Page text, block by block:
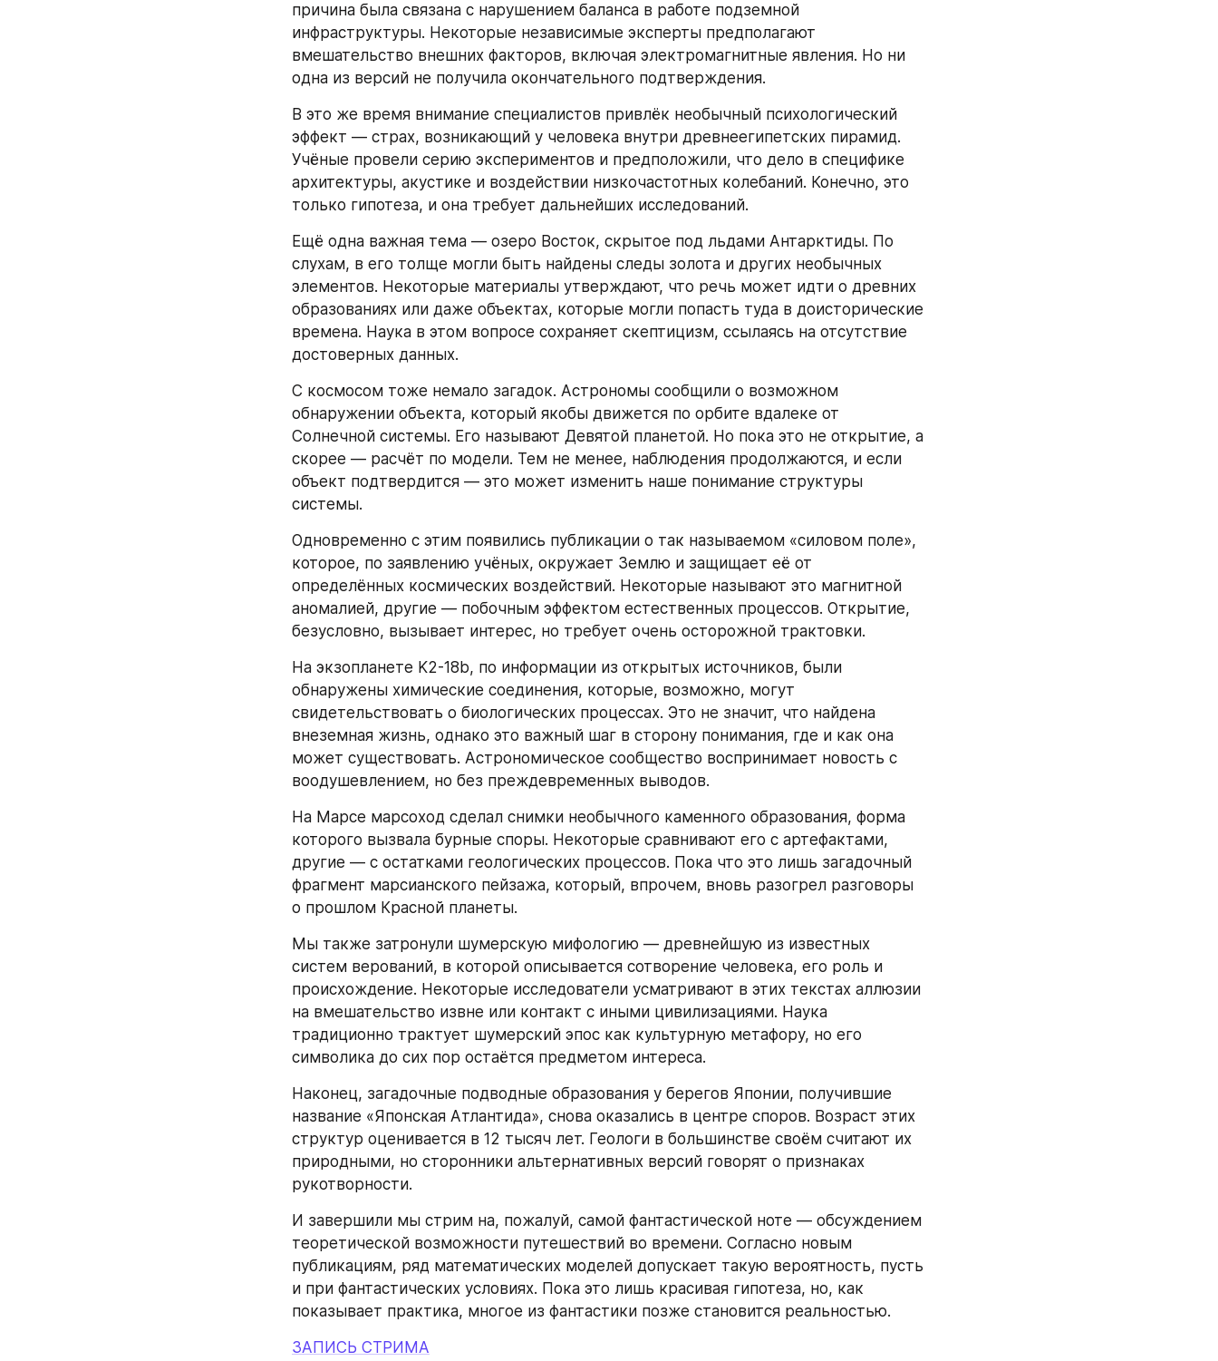
причина была связана с нарушением баланса в работе подземной
инфраструктуры. Некоторые независимые эксперты предполагают
вмешательство внешних факторов, включая электромагнитные явления. Но ни
одна из версий не получила окончательного подтверждения.
В это же время внимание специалистов привлёк необычный психологический
эффект — страх, возникающий у человека внутри древнеегипетских пирамид.
Учёные провели серию экспериментов и предположили, что дело в специфике
архитектуры, акустике и воздействии низкочастотных колебаний. Конечно, это
только гипотеза, и она требует дальнейших исследований.
Ещё одна важная тема — озеро Восток, скрытое под льдами Антарктиды. По
слухам, в его толще могли быть найдены следы золота и других необычных
элементов. Некоторые материалы утверждают, что речь может идти о древних
образованиях или даже объектах, которые могли попасть туда в доисторические
времена. Наука в этом вопросе сохраняет скептицизм, ссылаясь на отсутствие
достоверных данных.
С космосом тоже немало загадок. Астрономы сообщили о возможном
обнаружении объекта, который якобы движется по орбите вдалеке от
Солнечной системы. Его называют Девятой планетой. Но пока это не открытие, а
скорее — расчёт по модели. Тем не менее, наблюдения продолжаются, и если
объект подтвердится — это может изменить наше понимание структуры
системы.
Одновременно с этим появились публикации о так называемом «силовом поле»,
которое, по заявлению учёных, окружает Землю и защищает её от
определённых космических воздействий. Некоторые называют это магнитной
аномалией, другие — побочным эффектом естественных процессов. Открытие,
безусловно, вызывает интерес, но требует очень осторожной трактовки.
На экзопланете K2-18b, по информации из открытых источников, были
обнаружены химические соединения, которые, возможно, могут
свидетельствовать о биологических процессах. Это не значит, что найдена
внеземная жизнь, однако это важный шаг в сторону понимания, где и как она
может существовать. Астрономическое сообщество воспринимает новость с
воодушевлением, но без преждевременных выводов.
На Марсе марсоход сделал снимки необычного каменного образования, форма
которого вызвала бурные споры. Некоторые сравнивают его с артефактами,
другие — с остатками геологических процессов. Пока что это лишь загадочный
фрагмент марсианского пейзажа, который, впрочем, вновь разогрел разговоры
о прошлом Красной планеты.
Мы также затронули шумерскую мифологию — древнейшую из известных
систем верований, в которой описывается сотворение человека, его роль и
происхождение. Некоторые исследователи усматривают в этих текстах аллюзии
на вмешательство извне или контакт с иными цивилизациями. Наука
традиционно трактует шумерский эпос как культурную метафору, но его
символика до сих пор остаётся предметом интереса.
Наконец, загадочные подводные образования у берегов Японии, получившие
название «Японская Атлантида», снова оказались в центре споров. Возраст этих
структур оценивается в 12 тысяч лет. Геологи в большинстве своём считают их
природными, но сторонники альтернативных версий говорят о признаках
рукотворности.
И завершили мы стрим на, пожалуй, самой фантастической ноте — обсуждением
теоретической возможности путешествий во времени. Согласно новым
публикациям, ряд математических моделей допускает такую вероятность, пусть
и при фантастических условиях. Пока это лишь красивая гипотеза, но, как
показывает практика, многое из фантастики позже становится реальностью.
ЗАПИСЬ СТРИМА